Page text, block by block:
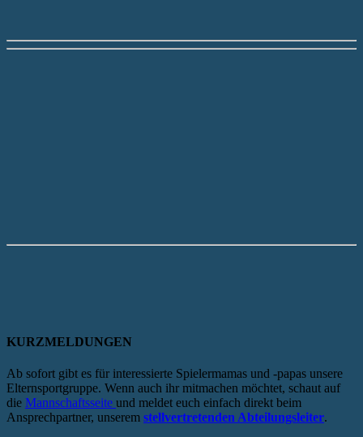
KURZMELDUNGEN
Ab sofort gibt es für interessierte Spielermamas und -papas unsere
Elternsportgruppe. Wenn auch ihr mitmachen möchtet, schaut auf
die Mannschaftsseite und meldet euch einfach direkt beim
Ansprechpartner, unserem stellvertretenden Abteilungsleiter.